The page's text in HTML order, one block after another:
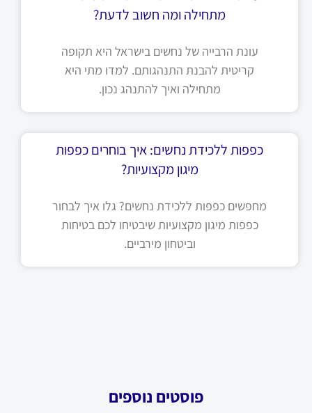
מתחילה ומה חשוב לדעת?
עונת הרבייה של נחשים בישראל היא תקופה
קריטית להבנת התנהגותם. למדו מתי היא
מתחילה ואיך להתנהג נכון.
כפפות ללכידת נחשים: איך בוחרים כפפות
מיגון מקצועיות?
מחפשים כפפות ללכידת נחשים? גלו איך לבחור
כפפות מיגון מקצועיות שיבטיחו לכם בטיחות
וביטחון מירביים.
פוסטים נוספים